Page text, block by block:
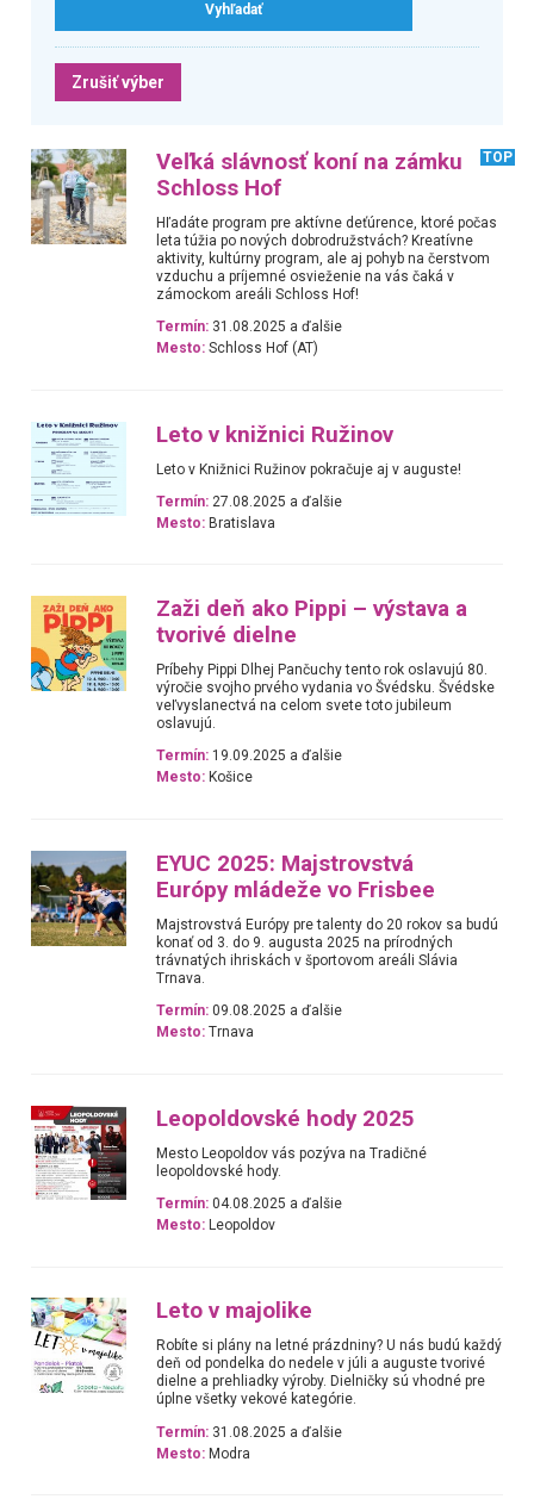
Zrušiť výber
Veľká slávnosť koní na zámku
Schloss Hof
TOP
Hľadáte program pre aktívne deťúrence, ktoré počas
leta túžia po nových dobrodružstvách? Kreatívne
aktivity, kultúrny program, ale aj pohyb na čerstvom
vzduchu a príjemné osvieženie na vás čaká v
zámockom areáli Schloss Hof!
Termín: 31.08.2025 a ďalšie
Mesto: Schloss Hof (AT)
Leto v knižnici Ružinov
Leto v Knižnici Ružinov pokračuje aj v auguste!
Termín: 27.08.2025 a ďalšie
Mesto: Bratislava
Zaži deň ako Pippi – výstava a
tvorivé dielne
Príbehy Pippi Dlhej Pančuchy tento rok oslavujú 80.
výročie svojho prvého vydania vo Švédsku. Švédske
veľvyslanectvá na celom svete toto jubileum
oslavujú.
Termín: 19.09.2025 a ďalšie
Mesto: Košice
EYUC 2025: Majstrovstvá
Európy mládeže vo Frisbee
Majstrovstvá Európy pre talenty do 20 rokov sa budú
konať od 3. do 9. augusta 2025 na prírodných
trávnatých ihriskách v športovom areáli Slávia
Trnava.
Termín: 09.08.2025 a ďalšie
Mesto: Trnava
Leopoldovské hody 2025
Mesto Leopoldov vás pozýva na Tradičné
leopoldovské hody.
Termín: 04.08.2025 a ďalšie
Mesto: Leopoldov
Leto v majolike
Robíte si plány na letné prázdniny? U nás budú každý
deň od pondelka do nedele v júli a auguste tvorivé
dielne a prehliadky výroby. Dielničky sú vhodné pre
úplne všetky vekové kategórie.
Termín: 31.08.2025 a ďalšie
Mesto: Modra